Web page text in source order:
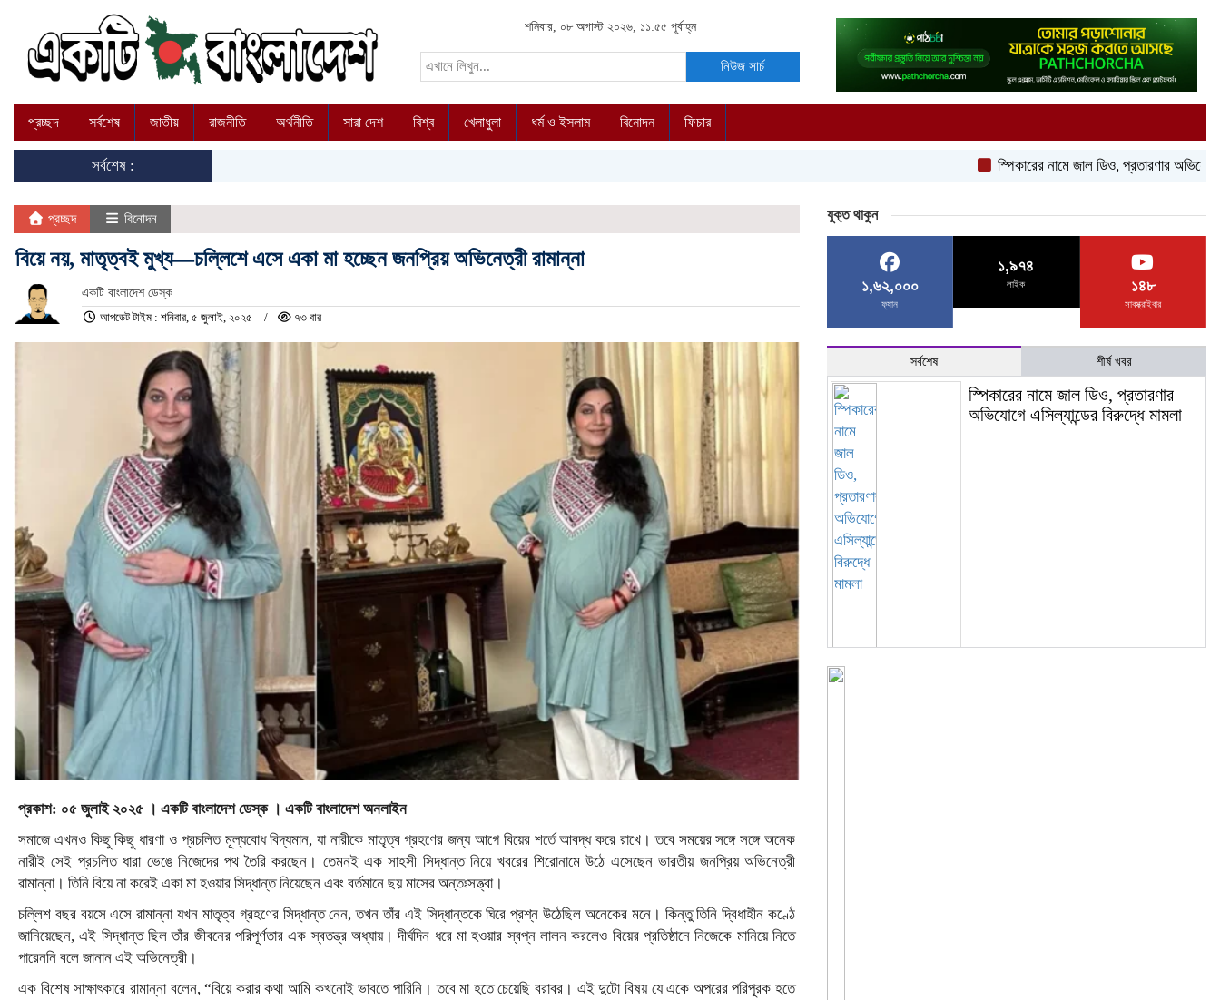
শনিবার, ০৮ অগাস্ট ২০২৬, ১১:৫৫ পূর্বাহ্ন
নিউজ সার্চ
প্রচ্ছদ সর্বশেষ জাতীয় রাজনীতি অর্থনীতি সারা দেশ বিশ্ব খেলাধুলা ধর্ম ও ইসলাম বিনোদন ফিচার
সর্বশেষ : স্পিকারের নামে জাল ডিও, প্রতারণার অভিযোগে
প্রচ্ছদ বিনোদন
বিয়ে নয়, মাতৃত্বই মুখ্য—চল্লিশে এসে একা মা হচ্ছেন জনপ্রিয় অভিনেত্রী রামান্না
একটি বাংলাদেশ ডেস্ক
আপডেট টাইম : শনিবার, ৫ জুলাই, ২০২৫
৭৩ বার
প্রকাশ: ০৫ জুলাই ২০২৫ । একটি বাংলাদেশ ডেস্ক । একটি বাংলাদেশ অনলাইন
সমাজে এখনও কিছু কিছু ধারণা ও প্রচলিত মূল্যবোধ বিদ্যমান, যা নারীকে মাতৃত্ব গ্রহণের জন্য আগে বিয়ের শর্তে আবদ্ধ করে রাখে। তবে সময়ের সঙ্গে সঙ্গে অনেক
নারীই সেই প্রচলিত ধারা ভেঙে নিজেদের পথ তৈরি করছেন। তেমনই এক সাহসী সিদ্ধান্ত নিয়ে খবরের শিরোনামে উঠে এসেছেন ভারতীয় জনপ্রিয় অভিনেত্রী
রামান্না। তিনি বিয়ে না করেই একা মা হওয়ার সিদ্ধান্ত নিয়েছেন এবং বর্তমানে ছয় মাসের অন্তঃসত্ত্বা।
চল্লিশ বছর বয়সে এসে রামান্না যখন মাতৃত্ব গ্রহণের সিদ্ধান্ত নেন, তখন তাঁর এই সিদ্ধান্তকে ঘিরে প্রশ্ন উঠেছিল অনেকের মনে। কিন্তু তিনি দ্বিধাহীন কণ্ঠে
জানিয়েছেন, এই সিদ্ধান্ত ছিল তাঁর জীবনের পরিপূর্ণতার এক স্বতন্ত্র অধ্যায়। দীর্ঘদিন ধরে মা হওয়ার স্বপ্ন লালন করলেও বিয়ের প্রতিষ্ঠানে নিজেকে মানিয়ে নিতে
পারেননি বলে জানান এই অভিনেত্রী।
এক বিশেষ সাক্ষাৎকারে রামান্না বলেন, “বিয়ে করার কথা আমি কখনোই ভাবতে পারিনি। তবে মা হতে চেয়েছি বরাবর। এই দুটো বিষয় যে একে অপরের পরিপূরক হতে
যুক্ত থাকুন
১,৬২,০০০
ফ্যান
১,৯৭৪
লাইক ১৪৮
সাবস্ক্রাইবার
সর্বশেষ শীর্ষ খবর
স্পিকারের নামে জাল ডিও, প্রতারণার
অভিযোগে এসিল্যান্ডের বিরুদ্ধে মামলা